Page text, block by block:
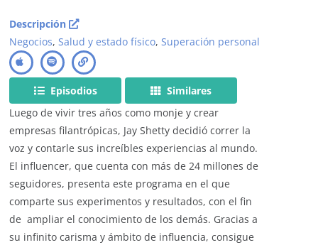
Descripción
Negocios,Salud y estado físico,Superación personal
Episodios
Similares
Luego de vivir tres años como monje y crear
empresas filantrópicas, Jay Shetty decidió correr la
voz y contarle sus increíbles experiencias al mundo.
El influencer, que cuenta con más de 24 millones de
seguidores, presenta este programa en el que
comparte sus experimentos y resultados, con el fin
de ampliar el conocimiento de los demás. Gracias a
su infinito carisma y ámbito de influencia, consigue